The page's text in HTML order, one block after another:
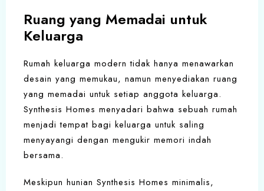
Ruang yang Memadai untuk
Keluarga
Rumah keluarga modern tidak hanya menawarkan
desain yang memukau, namun menyediakan ruang
yang memadai untuk setiap anggota keluarga.
Synthesis Homes menyadari bahwa sebuah rumah
menjadi tempat bagi keluarga untuk saling
menyayangi dengan mengukir memori indah
bersama.
Meskipun hunian Synthesis Homes minimalis,